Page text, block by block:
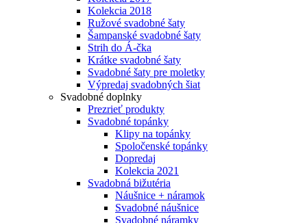
Kolekcia 2018
Ružové svadobné šaty
Šampanské svadobné šaty
Strih do Á-čka
Krátke svadobné šaty
Svadobné šaty pre moletky
Výpredaj svadobných šiat
Svadobné doplnky
Prezrieť produkty
Svadobné topánky
Klipy na topánky
Spoločenské topánky
Dopredaj
Kolekcia 2021
Svadobná bižutéria
Náušnice + náramok
Svadobné náušnice
Svadobné náramky